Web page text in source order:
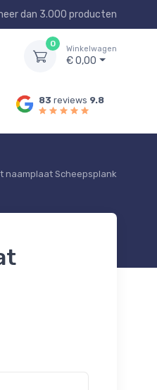
dan 3.000 producten
0
Winkelwagen
€ 0,00
83 reviews 9.8
naamplaat Scheepsplank